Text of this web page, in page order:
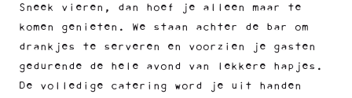
Sneek vieren, dan hoef je alleen maar te
komen genieten. We staan achter de bar om
drankjes te serveren en voorzien je gasten
gedurende de hele avond van lekkere hapjes.
De volledige catering word je uit handen